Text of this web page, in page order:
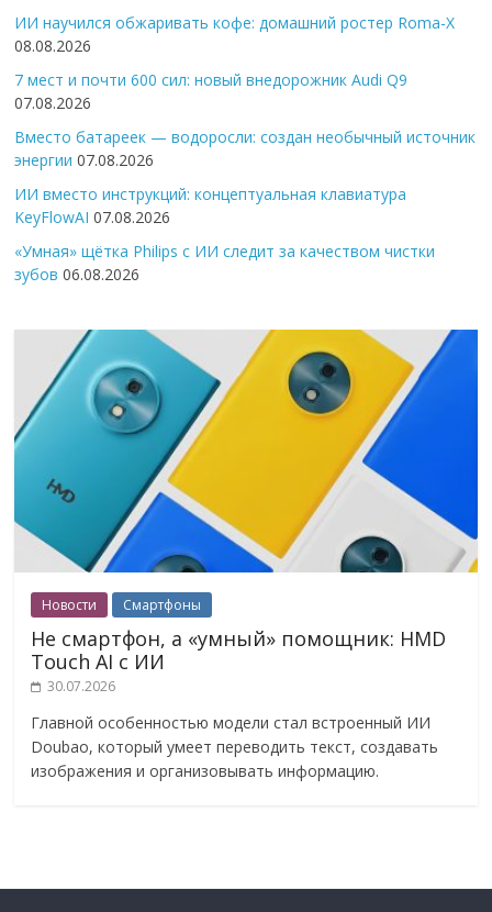
ИИ научился обжаривать кофе: домашний ростер Roma-X
08.08.2026
7 мест и почти 600 сил: новый внедорожник Audi Q9
07.08.2026
Вместо батареек — водоросли: создан необычный источник
энергии 07.08.2026
ИИ вместо инструкций: концептуальная клавиатура
KeyFlowAI 07.08.2026
«Умная» щётка Philips с ИИ следит за качеством чистки
зубов 06.08.2026
Новости Смартфоны
Не смартфон, а «умный» помощник: HMD
Touch AI с ИИ
30.07.2026
Главной особенностью модели стал встроенный ИИ
Doubao, который умеет переводить текст, создавать
изображения и организовывать информацию.